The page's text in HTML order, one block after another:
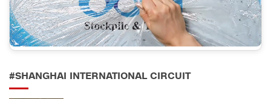
#SHANGHAI INTERNATIONAL CIRCUIT